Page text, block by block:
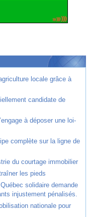
locale grâce à
candidate de
à déposer une loi-
complète sur la ligne de
du courtage immobilier
les pieds
solidaire demande
injustement pénalisés.
nationale pour